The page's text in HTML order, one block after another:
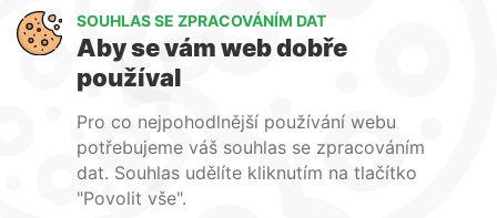
O nás
Kontakty
SOUHLAS SE ZPRACOVÁNÍM DAT
Aby se vám web dobře
používal
Pro co nejpohodlnější používání webu
potřebujeme váš souhlas se zpracováním
dat. Souhlas udělíte kliknutím na tlačítko
"Povolit vše".